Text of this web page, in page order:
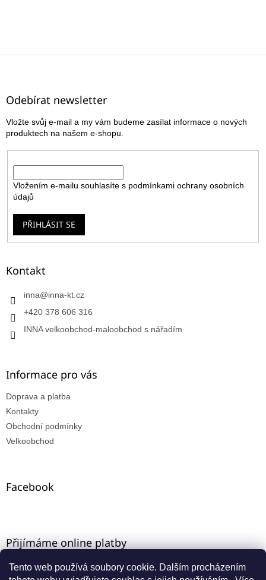
Tento web používá soubory cookie. Dalším procházením
Z
Odebírat newsletter
Vložte svůj e-mail a my vám budeme zasílat informace o nových
produktech na našem e-shopu.
Vložením e-mailu souhlasíte s podmínkami ochrany osobních
údajů
PŘIHLÁSIT SE
Kontakt
inna@inna-kt.cz
+420 378 606 316
INNA velkoobchod-maloobchod s nářadím
Informace pro vás
Doprava a platba
Kontakty
Obchodní podmínky
Velkoobchod
Facebook
Přijímáme online platby